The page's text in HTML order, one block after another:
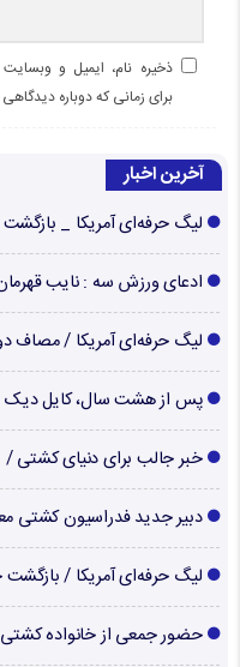
ذخیره نام، ایمیل و
برای زمانی که دوباره
آخرین اخبار
لیگ حرفه‌ای آمریکا _
ادعای ورزش سه : نایب
لیگ حرفه‌ای آمریکا / مصاف
پس از هشت سال، کایل دیک
خبر جالب برای دنیای کشتی
دبیر جدید فدراسیون کشتی
لیگ حرفه‌ای آمریکا / بازگشت
حضور جمعی از خانواده